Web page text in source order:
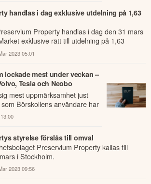
handlas i dag exklusive utdelning på 1,63
Property handlas i dag den 31 mars
exklusive rätt till utdelning på 1,63
2023 05:01
lockade mest under veckan –
Tesla och Neobo
mest uppmärksamhet just
Börskollens användare har
av under de...
styrelse förslås till omval
Preservium Property kallas till
i Stockholm.
2023 09:56